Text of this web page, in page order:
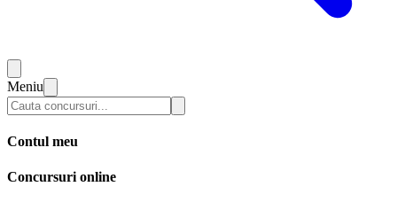
Meniu
Contul meu
Concursuri online